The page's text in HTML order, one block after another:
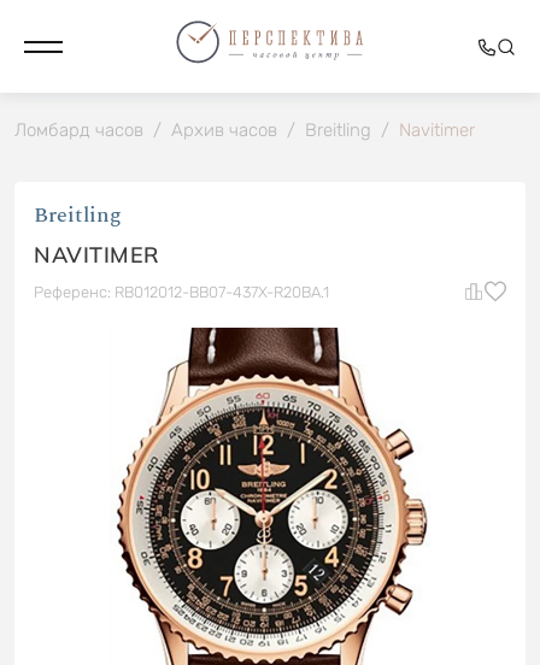
Ломбард часов / Архив часов / Breitling / Navitimer
Breitling
NAVITIMER
Референс: RB012012-BB07-437X-R20BA.1